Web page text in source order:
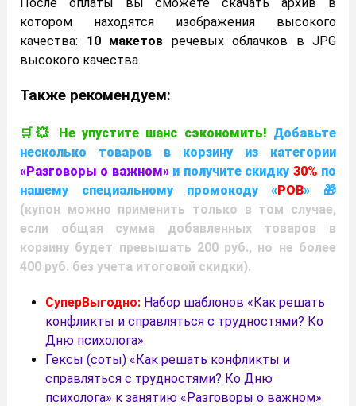
котором находятся изображения высокого
качества: 10 макетов речевых облачков в JPG
высокого качества.
Также рекомендуем:
🛒💥 Не упустите шанс сэкономить! Добавьте
несколько товаров в корзину из категории
«Разговоры о важном»и получите скидку 30% по
нашему специальному промокоду «РОВ» 🎁
(купон можно применить только в том случае,
если общая сумма добавленных товаров в
корзину будет превышать 200 руб., но не более
400 руб. без учета итоговой скидки).
СуперВыгодно: Набор шаблонов «Как решать
конфликты и справляться с трудностями? Ко
Дню психолога»
Гексы (соты) «Как решать конфликты и
справляться с трудностями? Ко Дню
психолога» к занятию «Разговоры о важном»